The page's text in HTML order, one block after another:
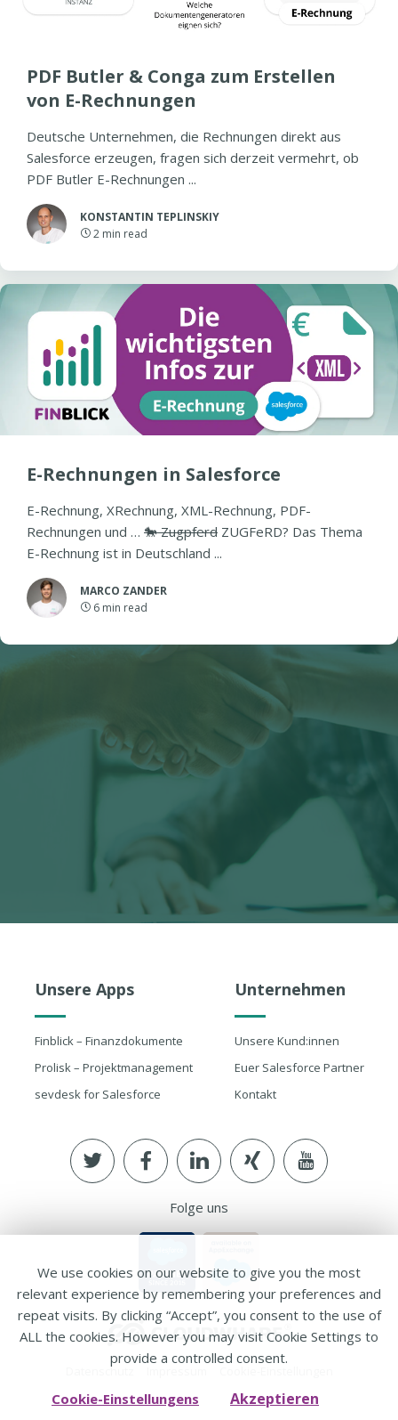
PDF Butler & Conga zum Erstellen
von E-Rechnungen
Deutsche Unternehmen, die Rechnungen direkt aus
Salesforce erzeugen, fragen sich derzeit vermehrt, ob
PDF Butler E-Rechnungen ...
KONSTANTIN TEPLINSKIY
2 min read
E-Rechnungen in Salesforce
E-Rechnung, XRechnung, XML-Rechnung, PDF-
Rechnungen und … 🐎 Zugpferd ZUGFeRD? Das Thema
E-Rechnung ist in Deutschland ...
MARCO ZANDER
6 min read
Unsere Apps
Finblick – Finanzdokumente
Prolisk – Projektmanagement
sevdesk for Salesforce
Unternehmen
Unsere Kund:innen
Euer Salesforce Partner
Kontakt
Folge uns
Datenschutz
We use cookies on our website to give you the most
relevant experience by remembering your preferences and
repeat visits. By clicking “Accept”, you consent to the use of
ALL the cookies. However you may visit Cookie Settings to
provide a controlled consent.
Cookie-Einstellungens Akzeptieren